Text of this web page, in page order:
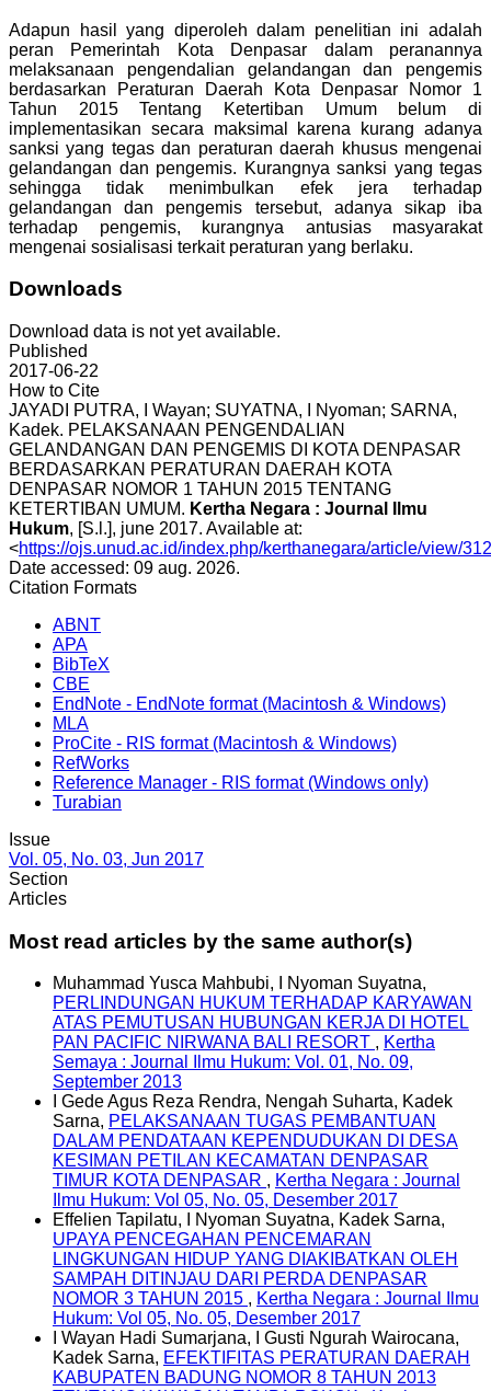
Adapun hasil yang diperoleh dalam penelitian ini adalah
peran Pemerintah Kota Denpasar dalam peranannya
melaksanaan pengendalian gelandangan dan pengemis
berdasarkan Peraturan Daerah Kota Denpasar Nomor 1
Tahun 2015 Tentang Ketertiban Umum belum di
implementasikan secara maksimal karena kurang adanya
sanksi yang tegas dan peraturan daerah khusus mengenai
gelandangan dan pengemis. Kurangnya sanksi yang tegas
sehingga tidak menimbulkan efek jera terhadap
gelandangan dan pengemis tersebut, adanya sikap iba
terhadap pengemis, kurangnya antusias masyarakat
mengenai sosialisasi terkait peraturan yang berlaku.
Downloads
Download data is not yet available.
Published
2017-06-22
How to Cite
JAYADI PUTRA, I Wayan; SUYATNA, I Nyoman; SARNA,
Kadek. PELAKSANAAN PENGENDALIAN
GELANDANGAN DAN PENGEMIS DI KOTA DENPASAR
BERDASARKAN PERATURAN DAERAH KOTA
DENPASAR NOMOR 1 TAHUN 2015 TENTANG
KETERTIBAN UMUM. Kertha Negara : Journal Ilmu
Hukum, [S.l.], june 2017. Available at:
<https://ojs.unud.ac.id/index.php/kerthanegara/article/view/
Date accessed: 09 aug. 2026.
Citation Formats
ABNT
APA
BibTeX
CBE
EndNote - EndNote format (Macintosh & Windows)
MLA
ProCite - RIS format (Macintosh & Windows)
RefWorks
Reference Manager - RIS format (Windows only)
Turabian
Issue
Vol. 05, No. 03, Jun 2017
Section
Articles
Most read articles by the same author(s)
Muhammad Yusca Mahbubi, I Nyoman Suyatna,
PERLINDUNGAN HUKUM TERHADAP KARYAWAN
ATAS PEMUTUSAN HUBUNGAN KERJA DI HOTEL
PAN PACIFIC NIRWANA BALI RESORT , Kertha
Semaya : Journal Ilmu Hukum: Vol. 01, No. 09,
September 2013
I Gede Agus Reza Rendra, Nengah Suharta, Kadek
Sarna, PELAKSANAAN TUGAS PEMBANTUAN
DALAM PENDATAAN KEPENDUDUKAN DI DESA
KESIMAN PETILAN KECAMATAN DENPASAR
TIMUR KOTA DENPASAR , Kertha Negara : Journal
Ilmu Hukum: Vol 05, No. 05, Desember 2017
Effelien Tapilatu, I Nyoman Suyatna, Kadek Sarna,
UPAYA PENCEGAHAN PENCEMARAN
LINGKUNGAN HIDUP YANG DIAKIBATKAN OLEH
SAMPAH DITINJAU DARI PERDA DENPASAR
NOMOR 3 TAHUN 2015 , Kertha Negara : Journal Ilmu
Hukum: Vol 05, No. 05, Desember 2017
I Wayan Hadi Sumarjana, I Gusti Ngurah Wairocana,
Kadek Sarna, EFEKTIFITAS PERATURAN DAERAH
KABUPATEN BADUNG NOMOR 8 TAHUN 2013